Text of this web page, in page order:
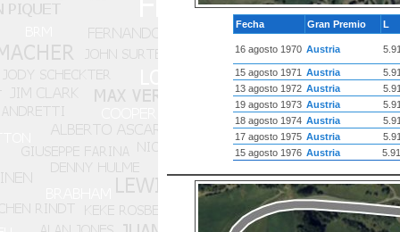
Fecha Gran Premio L
16 agosto 1970 Austria
15 agosto 1971 Austria
13 agosto 1972 Austria
19 agosto 1973 Austria
18 agosto 1974 Austria
17 agosto 1975 Austria
15 agosto 1976 Austria